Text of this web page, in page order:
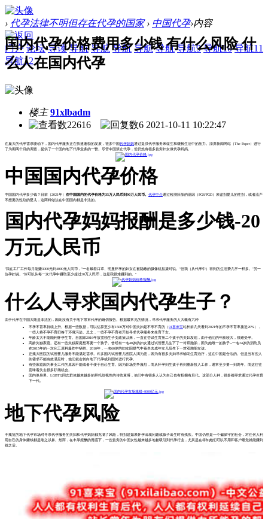
› 代孕法律不明但存在代孕的国家 › 中国代孕›内容
门户 论坛 导读 导航 导航 导航 导航 导航 导航9 导航10 导航11
导航12
国内代孕价格费用多少钱 有什么风险 什
么人在国内代孕
楼主 91xlbadm
22616
6 2021-10-11 10:22:47
在庞大的代孕需求驱动下，国内代孕服务正在快速蓬勃的发展，很多中国代孕妈妈通过提供代孕服务来谋生和缓解生活中的压力。澎湃新闻网站（The Paper）进行
了为期两个月的调查，提供了一个国内地下代孕业务的一瞥。尽管中国禁止代孕，但仍然有很多贫穷妇女做代孕妈妈。
中国国内代孕价格
中国国内代孕多少钱？目前（2021年） 在中国国内的代孕价格为35万人民币到90万人民币。 代孕中介通过检测胚胎的基因（PGS/PGD）来鉴别婴儿的性别，或者流产
不想要的性别的婴儿，这两种做法在中国国内都是非法的。
国内代孕妈妈报酬是多少钱-20
万元人民币
"我在工厂工作每月能赚3000元到4000元人民币，"一名戴着口罩、明显怀孕的妇女在被隐蔽的摄像机拍摄时说。"但我（从代孕中）得到的生活费几乎一样多。"另一
位孕妇说。"你可以从每一次代孕中赚取至少超过20万人民币，这是我很难赚到的。"
什么人寻求国内代孕生子？
由于代孕在中国大陆是非法的，因此没有关于地下黑市代孕的确切报告。根据最常见的情况，寻求代孕服务的人大概有六种
不孕不育率持续上升。根据一些数据，可以估算至少有1500万对中国夫妇是不孕不育的（91喜来宝站长前几天看到2021年的不孕不育率接近20%），
一些人将不孕不育归咎于环境污染。总之，一些不孕不育者开始寻求代孕服务来生育子女。
年龄太大不能顺利怀孕生育。自国家2016年放宽独生子女政策以来，一直在尝试生育第二个孩子的夫妇发现，由于他们的年龄较大，很难受孕。
高龄失独家庭。还有一些失独家庭想再要一个孩子。曾经有一名48岁的妇女通过试管婴儿生下了一对双胞胎，因为她唯一的孩子--一名24岁的消防员
在2015年的一次化工原料爆炸中牺牲。2010年，一名60岁的妇女因煤气中毒失去成年女儿后生下一对双胞胎女孩。
正规大医院的试管婴儿服务不能满足需求。许多国内试管婴儿医院人满为患，因为有很多夫妇寻求辅助生育治疗，这在中国是合法的。但是当有些人
的需求不能有效满足时，他们就会转向地下代孕或到国外进行代孕。
有些家庭因为事业工作的原因不能或者不便于自己生育。因为职场竞争激烈，而从怀孕到生孩子再到重新投入工作，通常至少要一到两年。而这往往
意味着失去很多职场机会。
国内单身男、LGBTQ同志群体越来越多的拜托歧视性的传统束缚，他们中有很多人认为自己也有权拥有后代。这部分人种，很多都寻求通过代孕生育
下一代。
地下代孕风险
不规范的地下代孕市场对寻求代孕服务的夫妇和代孕妈妈都充满了风险，特别是如果怀孕出现问题或孩子出生时有残疾。中国仍然是一个偏保守的社会，对任何人利
用自己的身体赚钱都是嗤之以鼻。然而，在丰厚报酬的诱惑下，一些贫穷的中国女性越来越多地被吸引到代孕行业，尤其是在得知她们可以不用和客户睡觉就能赚到
钱之后。